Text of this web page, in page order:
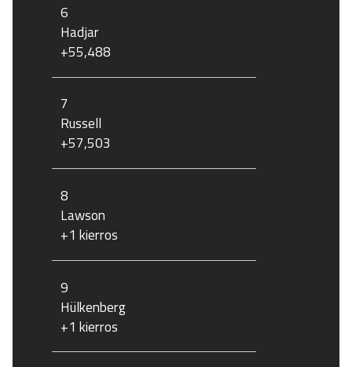
6
Hadjar
+55,488
7
Russell
+57,503
8
Lawson
+1 kierros
9
Hülkenberg
+1 kierros